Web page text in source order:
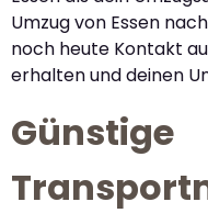
Umzug von Essen
noch heute Kontakt
erhalten und deinen
Günstige